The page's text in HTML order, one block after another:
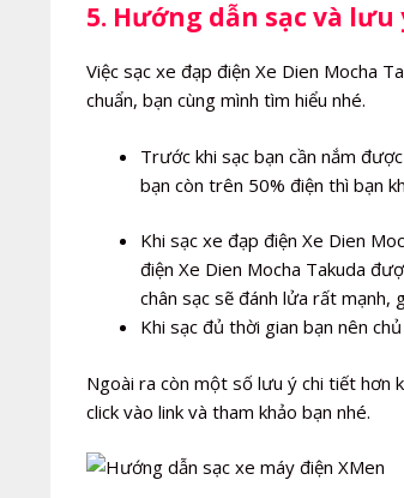
5. Hướng dẫn sạc và
Việc sạc xe đạp điện Xe Dien Mocha
chuẩn, bạn cùng mình tìm hiểu nhé.
Trước khi sạc bạn cần nắm
bạn còn trên 50% điện thì bạn
Khi sạc xe đạp điện Xe Dien
điện Xe Dien Mocha Takuda
chân sạc sẽ đánh lửa rất mạnh,
Khi sạc đủ thời gian bạn nên
Ngoài ra còn một số lưu ý chi tiết hơn
click vào link và tham khảo bạn nhé.